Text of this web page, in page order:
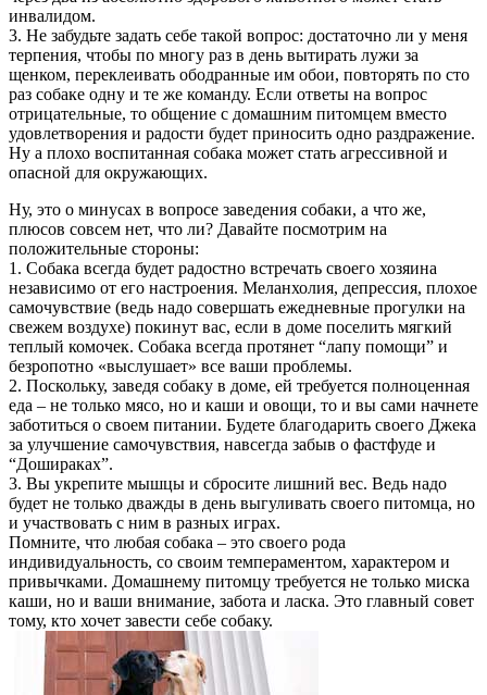
инвалидом.
3. Не забудьте задать себе такой вопрос: достаточно ли у меня
терпения, чтобы по многу раз в день вытирать лужи за
щенком, переклеивать ободранные им обои, повторять по сто
раз собаке одну и те же команду. Если ответы на вопрос
отрицательные, то общение с домашним питомцем вместо
удовлетворения и радости будет приносить одно раздражение.
Ну а плохо воспитанная собака может стать агрессивной и
опасной для окружающих.
Ну, это о минусах в вопросе заведения собаки, а что же,
плюсов совсем нет, что ли? Давайте посмотрим на
положительные стороны:
1. Собака всегда будет радостно встречать своего хозяина
независимо от его настроения. Меланхолия, депрессия, плохое
самочувствие (ведь надо совершать ежедневные прогулки на
свежем воздухе) покинут вас, если в доме поселить мягкий
теплый комочек. Собака всегда протянет “лапу помощи” и
безропотно «выслушает» все ваши проблемы.
2. Поскольку, заведя собаку в доме, ей требуется полноценная
еда – не только мясо, но и каши и овощи, то и вы сами начнете
заботиться о своем питании. Будете благодарить своего Джека
за улучшение самочувствия, навсегда забыв о фастфуде и
“Дошираках”.
3. Вы укрепите мышцы и сбросите лишний вес. Ведь надо
будет не только дважды в день выгуливать своего питомца, но
и участвовать с ним в разных играх.
Помните, что любая собака – это своего рода
индивидуальность, со своим темпераментом, характером и
привычками. Домашнему питомцу требуется не только миска
каши, но и ваши внимание, забота и ласка. Это главный совет
тому, кто хочет завести себе собаку.